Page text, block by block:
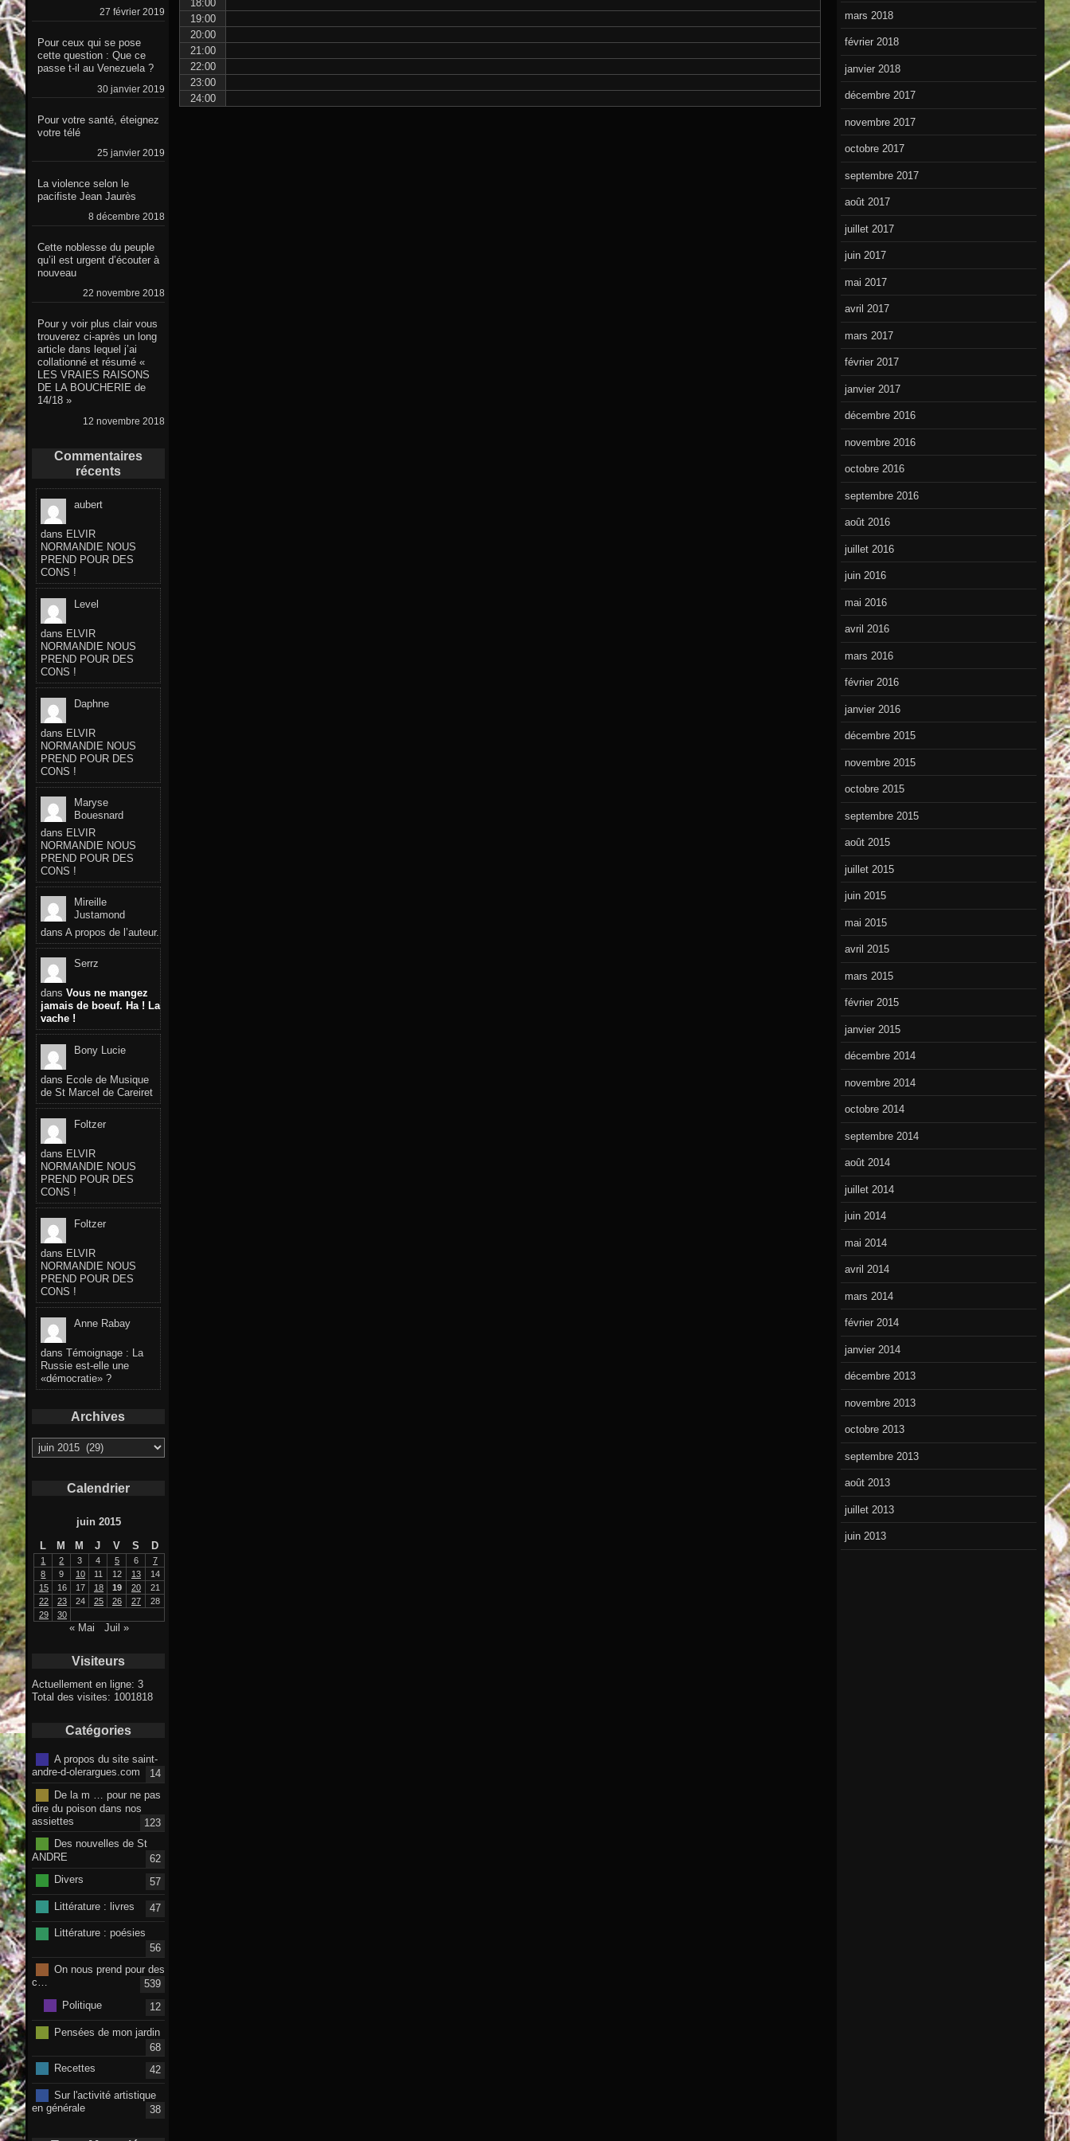
18:00
19:00
20:00
21:00
22:00
23:00
24:00
mars 2018
février 2018
janvier 2018
décembre 2017
novembre 2017
octobre 2017
septembre 2017
août 2017
juillet 2017
juin 2017
mai 2017
avril 2017
mars 2017
février 2017
janvier 2017
décembre 2016
novembre 2016
octobre 2016
septembre 2016
août 2016
juillet 2016
juin 2016
mai 2016
avril 2016
mars 2016
février 2016
janvier 2016
décembre 2015
novembre 2015
octobre 2015
septembre 2015
août 2015
juillet 2015
juin 2015
mai 2015
avril 2015
mars 2015
février 2015
janvier 2015
décembre 2014
novembre 2014
octobre 2014
septembre 2014
août 2014
juillet 2014
juin 2014
mai 2014
avril 2014
mars 2014
février 2014
janvier 2014
décembre 2013
novembre 2013
octobre 2013
septembre 2013
août 2013
juillet 2013
juin 2013
27 février 2019
Pour ceux qui se pose
cette question : Que ce
passe t-il au Venezuela ?
30 janvier 2019
Pour votre santé, éteignez
votre télé
25 janvier 2019
La violence selon le
pacifiste Jean Jaurès
8 décembre 2018
Cette noblesse du peuple
qu’il est urgent d’écouter à
nouveau
22 novembre 2018
Pour y voir plus clair vous
trouverez ci-après un long
article dans lequel j’ai
collationné et résumé «
LES VRAIES RAISONS
DE LA BOUCHERIE de
14/18 »
12 novembre 2018
Commentaires
récents
aubert
dans ELVIR
NORMANDIE NOUS
PREND POUR DES
CONS !
Level
dans ELVIR
NORMANDIE NOUS
PREND POUR DES
CONS !
Daphne
dans ELVIR
NORMANDIE NOUS
PREND POUR DES
CONS !
Maryse
Bouesnard
dans ELVIR
NORMANDIE NOUS
PREND POUR DES
CONS !
Mireille
Justamond
dans A propos de l’auteur.
Serrz
dans Vous ne mangez
jamais de boeuf. Ha ! La
vache !
Bony Lucie
dans Ecole de Musique
de St Marcel de Careiret
Foltzer
dans ELVIR
NORMANDIE NOUS
PREND POUR DES
CONS !
Foltzer
dans ELVIR
NORMANDIE NOUS
PREND POUR DES
CONS !
Anne Rabay
dans Témoignage : La
Russie est-elle une
«démocratie» ?
Archives
Archives
Calendrier
juin 2015
L
M M J V S D
1 2 3 4 5 6
7
8
9 10 11 12 13
14
15
16 17 18 19 20
21
22
23 24 25 26 27
28
29
30
« Mai Juil »
Visiteurs
Actuellement en ligne: 3
Total des visites: 1001818
Catégories
A propos du site saint-
andre-d-olerargues.com
14
De la m … pour ne pas
dire du poison dans nos
assiettes
123
Des nouvelles de St
ANDRE
62
Divers
57
Littérature : livres 47
Littérature : poésies
56
On nous prend pour des
c…
539
Politique
12
Pensées de mon jardin
68
Recettes
42
Sur l'activité artistique
en générale
38